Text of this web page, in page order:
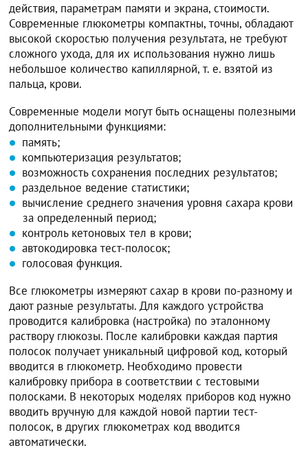
действия, параметрам памяти и экрана, стоимости.
Современные глюкометры компактны, точны, обладают
высокой скоростью получения результата, не требуют
сложного ухода, для их использования нужно лишь
небольшое количество капиллярной, т. е. взятой из
пальца, крови.
Современные модели могут быть оснащены полезными
дополнительными функциями:
память;
компьютеризация результатов;
возможность сохранения последних результатов;
раздельное ведение статистики;
вычисление среднего значения уровня сахара крови
за определенный период;
контроль кетоновых тел в крови;
автокодировка тест-полосок;
голосовая функция.
Все глюкометры измеряют сахар в крови по-разному и
дают разные результаты. Для каждого устройства
проводится калибровка (настройка) по эталонному
раствору глюкозы. После калибровки каждая партия
полосок получает уникальный цифровой код, который
вводится в глюкометр. Необходимо провести
калибровку прибора в соответствии с тестовыми
полосками. В некоторых моделях приборов код нужно
вводить вручную для каждой новой партии тест-
полосок, в других глюкометрах код вводится
автоматически.